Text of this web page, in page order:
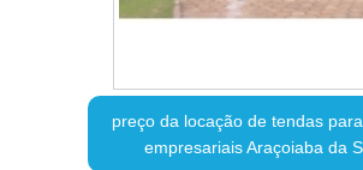
preço da locação de tendas
empresariais Araçoiaba da